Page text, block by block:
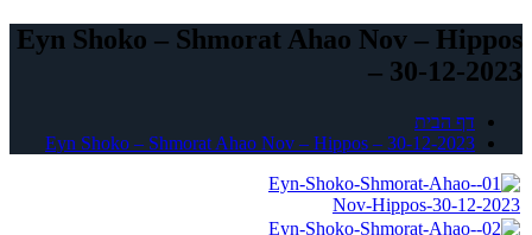
Eyn Shoko – Shmorat Ahao Nov – Hippos
– 30-12-2023
דף הבית
Eyn Shoko – Shmorat Ahao Nov – Hippos – 30-12-2023